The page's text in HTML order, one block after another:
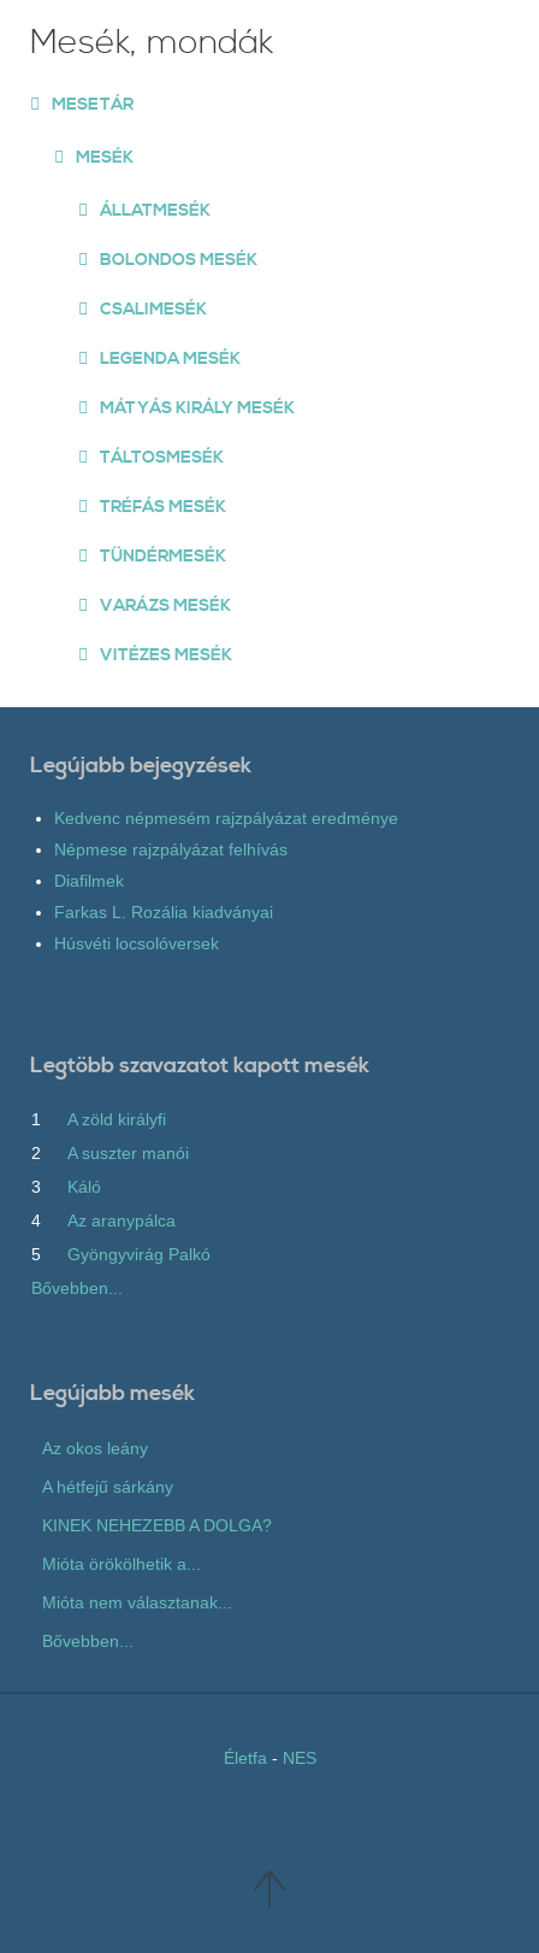
Mesék, mondák
MESETÁR
MESÉK
ÁLLATMESÉK
BOLONDOS MESÉK
CSALIMESÉK
LEGENDA MESÉK
MÁTYÁS KIRÁLY MESÉK
TÁLTOSMESÉK
TRÉFÁS MESÉK
TÜNDÉRMESÉK
VARÁZS MESÉK
VITÉZES MESÉK
Legújabb bejegyzések
Kedvenc népmesém rajzpályázat eredménye
Népmese rajzpályázat felhívás
Diafilmek
Farkas L. Rozália kiadványai
Húsvéti locsolóversek
Legtöbb szavazatot kapott mesék
1
A zöld királyfi
2
A suszter manói
3
Káló
4
Az aranypálca
5
Gyöngyvirág Palkó
Bővebben...
Legújabb mesék
Az okos leány
A hétfejű sárkány
KINEK NEHEZEBB A DOLGA?
Mióta örökölhetik a...
Mióta nem választanak...
Bővebben...
Életfa - NES